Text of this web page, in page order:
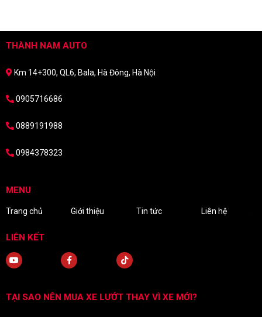
nhận kiểm định, tem kiểm định…
THÀNH NAM AUTO
Km 14+300, QL6, Bala, Hà Đông, Hà Nội
0905716686
0889191988
0984378323
MENU
Trang chủ Giới thiệu Tin tức Liên hệ
LIÊN KẾT
TẠI SAO NÊN MUA XE LƯỚT THAY VÌ XE MỚI?